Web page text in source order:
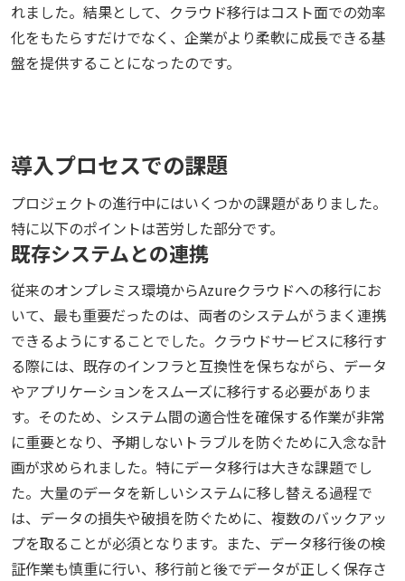
れました。結果として、クラウド移行はコスト面での効率
化をもたらすだけでなく、企業がより柔軟に成長できる基
盤を提供することになったのです。
導入プロセスでの課題
プロジェクトの進行中にはいくつかの課題がありました。
特に以下のポイントは苦労した部分です。
既存システムとの連携
従来のオンプレミス環境からAzureクラウドへの移行にお
いて、最も重要だったのは、両者のシステムがうまく連携
できるようにすることでした。クラウドサービスに移行す
る際には、既存のインフラと互換性を保ちながら、データ
やアプリケーションをスムーズに移行する必要がありま
す。そのため、システム間の適合性を確保する作業が非常
に重要となり、予期しないトラブルを防ぐために入念な計
画が求められました。特にデータ移行は大きな課題でし
た。大量のデータを新しいシステムに移し替える過程で
は、データの損失や破損を防ぐために、複数のバックアッ
プを取ることが必須となります。また、データ移行後の検
証作業も慎重に行い、移行前と後でデータが正しく保存さ